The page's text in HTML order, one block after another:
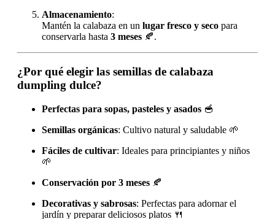
Almacenamiento:
Mantén la calabaza en un lugar fresco y seco para
conservarla hasta 3 meses 🍂.
¿Por qué elegir las semillas de calabaza
dumpling dulce?
Perfectas para sopas, pasteles y asados 🥣
Semillas orgánicas: Cultivo natural y saludable 🌱
Fáciles de cultivar: Ideales para principiantes y niños
🌱
Conservación por 3 meses 🍂
Decorativas y sabrosas: Perfectas para adornar el
jardín y preparar deliciosos platos 🍴